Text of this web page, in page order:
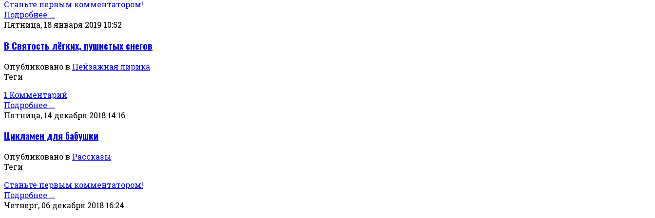
Станьте первым комментатором!
Подробнее ...
Пятница, 18 января 2019 10:52
В Святость лёгких, пушистых снегов
Опубликовано в Пейзажная лирика
Теги
1 Комментарий
Подробнее ...
Пятница, 14 декабря 2018 14:16
Цикламен для бабушки
Опубликовано в Рассказы
Теги
Станьте первым комментатором!
Подробнее ...
Четверг, 06 декабря 2018 16:24